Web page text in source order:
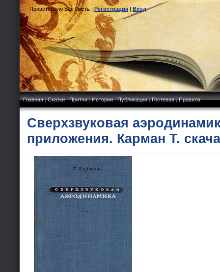
Приветствую Вас Гость|Регистрация|Вход
Главная|Сказки|Притчи|Истории|Публикации|Гостевая|Правила
Сверхзвуковая
приложения. Карман Т.